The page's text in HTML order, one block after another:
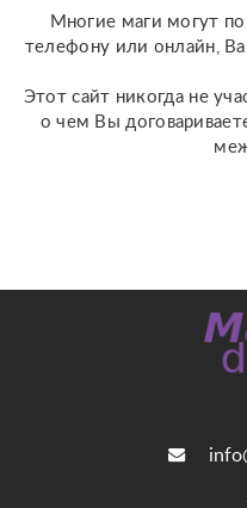
Многие маги могут
телефону или онлайн,
Этот сайт никогда не
о чем Вы